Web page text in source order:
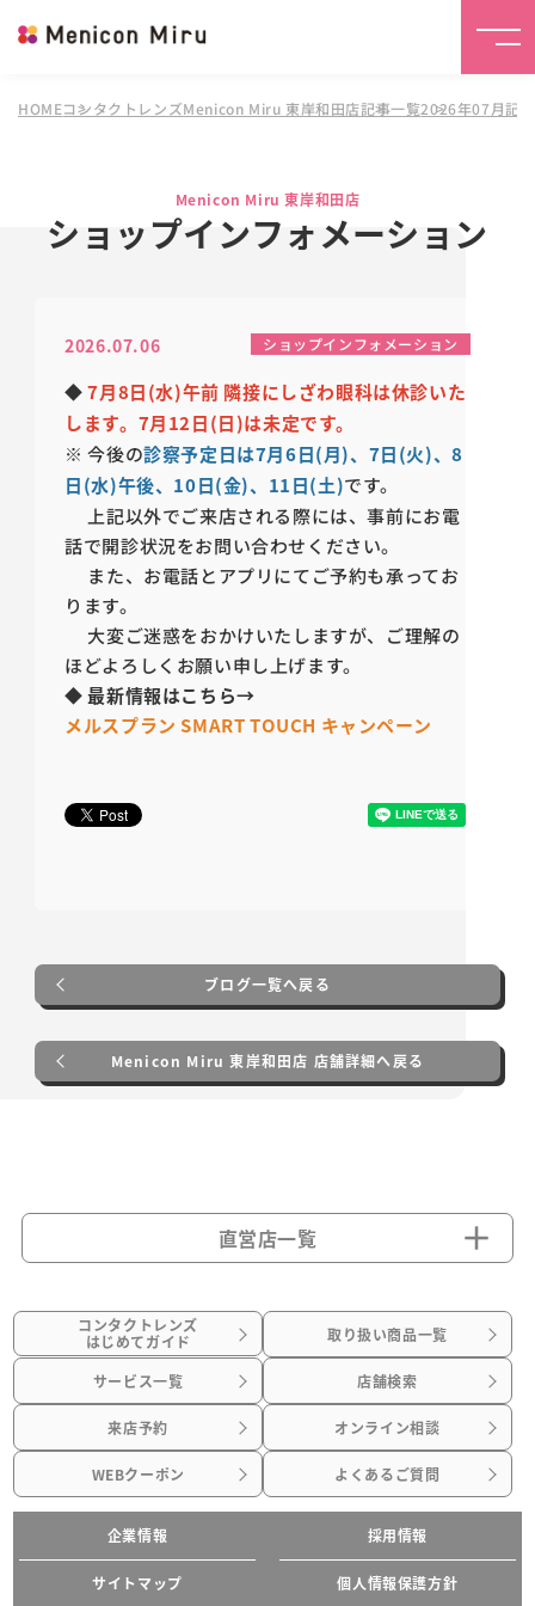
HOMEコンタクトレンズMenicon Miru 東岸和田店記事一覧2026年07月記
Menicon Miru 東岸和田店
ショップインフォメーション
2026.07.06 ショップインフォメーション
◆7月8日(水)午前 隣接にしざわ眼科は休診いた
します。7月12日(日)は未定です。
※今後の診察予定日は7月6日(月)、7日(火)、8
日(水)午後、10日(金)、11日(土)です。
上記以外でご来店される際には、事前にお電
話で開診状況をお問い合わせください。
また、お電話とアプリにてご予約も承ってお
ります。
大変ご迷惑をおかけいたしますが、ご理解の
ほどよろしくお願い申し上げます。
◆最新情報はこちら→
メルスプラン SMART TOUCH キャンペーン
ブログ一覧へ戻る
Menicon Miru 東岸和田店 店舗詳細へ戻る
直営店一覧
コンタクトレンズ
はじめてガイド 取り扱い商品一覧
サービス一覧 店舗検索
来店予約 オンライン相談
WEBクーポン よくあるご質問
企業情報 採用情報
サイトマップ 個人情報保護方針